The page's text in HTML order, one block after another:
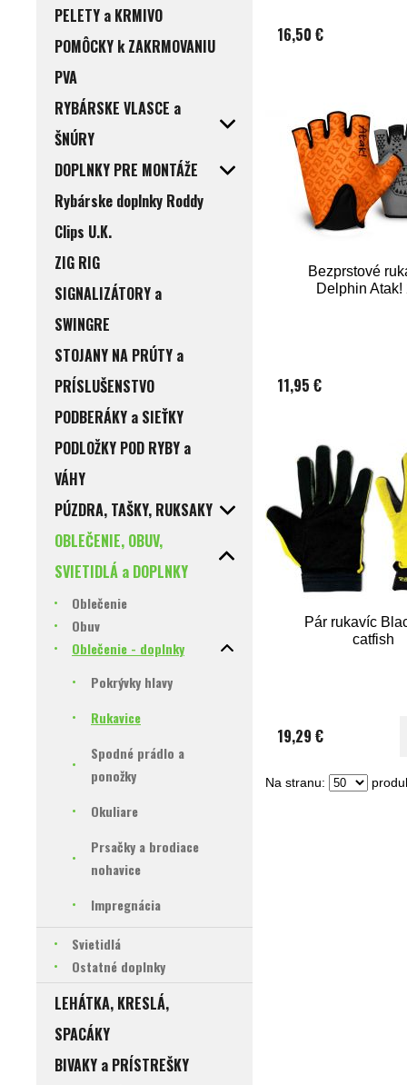
PELETY a KRMIVO
POMÔCKY k ZAKRMOVANIU
PVA
RYBÁRSKE VLASCE a
ŠNÚRY
DOPLNKY PRE MONTÁŽE
Rybárske doplnky Roddy
Clips U.K.
ZIG RIG
SIGNALIZÁTORY a
SWINGRE
STOJANY NA PRÚTY a
PRÍSLUŠENSTVO
PODBERÁKY a SIEŤKY
PODLOŽKY POD RYBY a
VÁHY
PÚZDRA, TAŠKY, RUKSAKY
OBLEČENIE, OBUV,
SVIETIDLÁ a DOPLNKY
Oblečenie
Obuv
Oblečenie - doplnky
Pokrývky hlavy
Rukavice
Spodné prádlo a
ponožky
Okuliare
Prsačky a brodiace
nohavice
Impregnácia
Svietidlá
Ostatné doplnky
LEHÁTKA, KRESLÁ,
SPACÁKY
BIVAKY a PRÍSTREŠKY
16,50 €
Bezprstové
Delphin Atak!
11,95 €
Pár rukavíc
catfish
19,29 €
Na stranu: